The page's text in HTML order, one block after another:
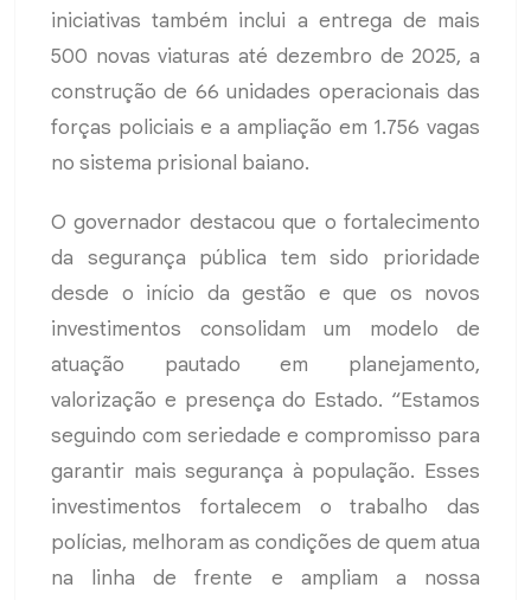
iniciativas também inclui a entrega de mais
500 novas viaturas até dezembro de 2025, a
construção de 66 unidades operacionais das
forças policiais e a ampliação em 1.756 vagas
no sistema prisional baiano.
O governador destacou que o fortalecimento
da segurança pública tem sido prioridade
desde o início da gestão e que os novos
investimentos consolidam um modelo de
atuação pautado em planejamento,
valorização e presença do Estado. “Estamos
seguindo com seriedade e compromisso para
garantir mais segurança à população. Esses
investimentos fortalecem o trabalho das
polícias, melhoram as condições de quem atua
na linha de frente e ampliam a nossa